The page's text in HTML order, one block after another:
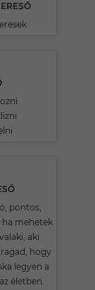
pontos,
ha mehetek
aki
hogy
legyen a
életben.